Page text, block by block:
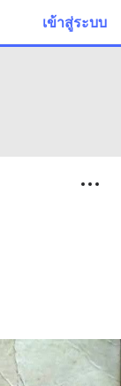
เข้าสู่ระบบ